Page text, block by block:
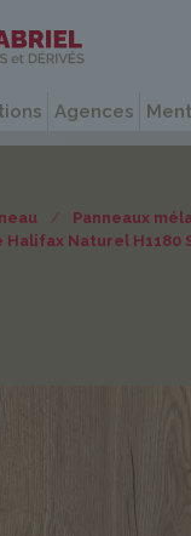
Agences
/
Panneaux
Halifax Naturel H1180